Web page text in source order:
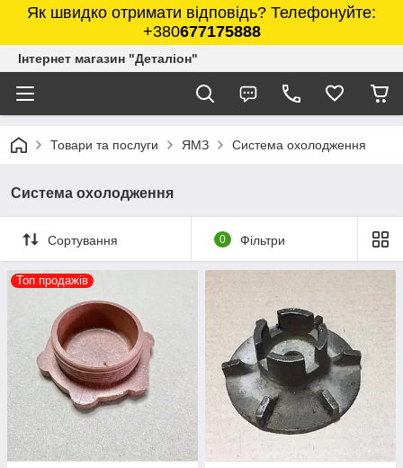
Як швидко отримати відповідь? Телефонуйте:
+380677175888
Інтернет магазин "Деталіон"
Товари та послуги ЯМЗ Система охолодження
Система охолодження
Сортування 0 Фільтри
Топ продажів